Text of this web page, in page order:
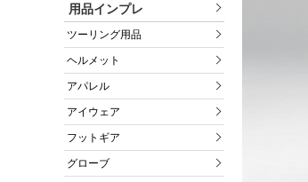
用品インプレ
ツーリング用品
ヘルメット
アパレル
アイウェア
フットギア
グローブ